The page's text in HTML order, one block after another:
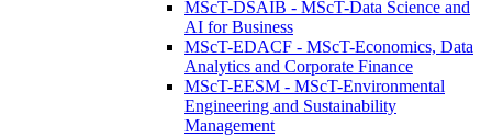
MScT-DSAIB - MScT-Data Science and
AI for Business
MScT-EDACF - MScT-Economics, Data
Analytics and Corporate Finance
MScT-EESM - MScT-Environmental
Engineering and Sustainability
Management